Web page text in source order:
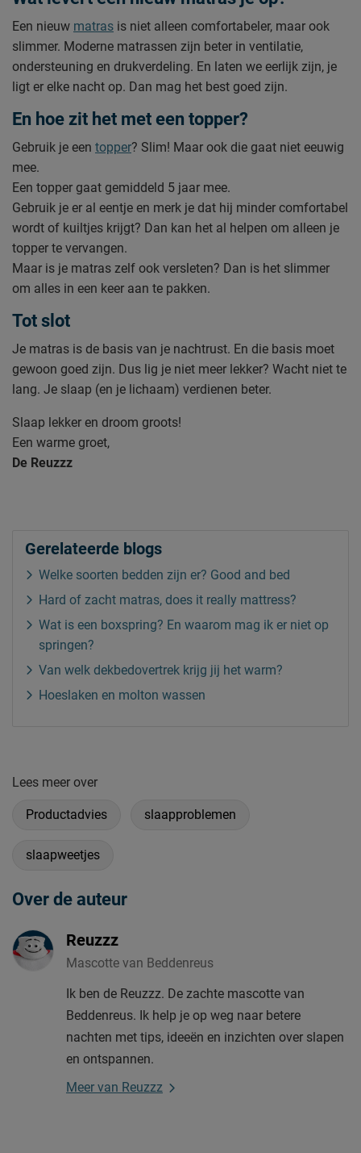
Een nieuw matras is niet alleen comfortabeler, maar ook
slimmer. Moderne matrassen zijn beter in ventilatie,
ondersteuning en drukverdeling. En laten we eerlijk zijn, je
ligt er elke nacht op. Dan mag het best goed zijn.
En hoe zit het met een topper?
Gebruik je een topper? Slim! Maar ook die gaat niet eeuwig
mee.
Een topper gaat gemiddeld 5 jaar mee.
Gebruik je er al eentje en merk je dat hij minder comfortabel
wordt of kuiltjes krijgt? Dan kan het al helpen om alleen je
topper te vervangen.
Maar is je matras zelf ook versleten? Dan is het slimmer
om alles in een keer aan te pakken.
Tot slot
Je matras is de basis van je nachtrust. En die basis moet
gewoon goed zijn. Dus lig je niet meer lekker? Wacht niet te
lang. Je slaap (en je lichaam) verdienen beter.
Slaap lekker en droom groots!
Een warme groet,
De Reuzzz
Gerelateerde blogs
Welke soorten bedden zijn er? Good and bed
Hard of zacht matras, does it really mattress?
Wat is een boxspring? En waarom mag ik er niet op
springen?
Van welk dekbedovertrek krijg jij het warm?
Hoeslaken en molton wassen
Lees meer over
Productadvies slaapproblemen
slaapweetjes
Over de auteur
Reuzzz
Mascotte van Beddenreus
Ik ben de Reuzzz. De zachte mascotte van
Beddenreus. Ik help je op weg naar betere
nachten met tips, ideeën en inzichten over slapen
en ontspannen.
Meer van Reuzzz